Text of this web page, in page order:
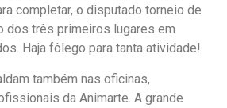
completar, o disputado torneio de
dos três primeiros lugares em
Haja fôlego para tanta atividade!
também nas oficinas,
da Animarte. A grande